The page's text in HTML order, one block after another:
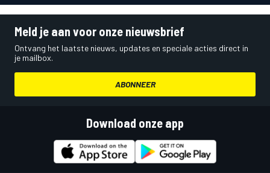
Meld je aan voor onze nieuwsbrief
Ontvang het laatste nieuws, updates en speciale acties direct in
je mailbox.
ABONNEER
Download onze app